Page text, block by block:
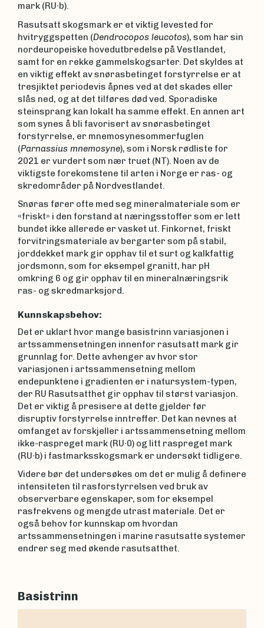
mark (RU∙b).
Rasutsatt skogsmark er et viktig levested for
hvitryggspetten (Dendrocopos leucotos), som har sin
nordeuropeiske hovedutbredelse på Vestlandet,
samt for en rekke gammelskogsarter. Det skyldes at
en viktig effekt av snørasbetinget forstyrrelse er at
tresjiktet periodevis åpnes ved at det skades eller
slås ned, og at det tilføres død ved. Sporadiske
steinsprang kan lokalt ha samme effekt. En annen art
som synes å bli favorisert av snørasbetinget
forstyrrelse, er mnemosynesommerfuglen
(Parnassius mnemosyne), som i Norsk rødliste for
2021 er vurdert som nær truet (NT). Noen av de
viktigste forekomstene til arten i Norge er ras- og
skredområder på Nordvestlandet.
Snøras fører ofte med seg mineralmateriale som er
«friskt» i den forstand at næringsstoffer som er lett
bundet ikke allerede er vasket ut. Finkornet, friskt
forvitringsmateriale av bergarter som på stabil,
jorddekket mark gir opphav til et surt og kalkfattig
jordsmonn, som for eksempel granitt, har pH
omkring 6 og gir opphav til en mineralnæringsrik
ras- og skredmarksjord.
Kunnskapsbehov:
Det er uklart hvor mange basistrinn variasjonen i
artssammensetningen innenfor rasutsatt mark gir
grunnlag for. Dette avhenger av hvor stor
variasjonen i artssammensetning mellom
endepunktene i gradienten er i natursystem-typen,
der RU Rasutsatthet gir opphav til størst variasjon.
Det er viktig å presisere at dette gjelder før
disruptiv forstyrrelse inntreffer. Det kan nevnes at
omfanget av forskjeller i artssammensetning mellom
ikke-raspreget mark (RU∙0) og litt raspreget mark
(RU∙b) i fastmarksskogsmark er undersøkt tidligere.
Videre bør det undersøkes om det er mulig å definere
intensiteten til rasforstyrrelsen ved bruk av
observerbare egenskaper, som for eksempel
rasfrekvens og mengde utrast materiale. Det er
også behov for kunnskap om hvordan
artssammensetningen i marine rasutsatte systemer
endrer seg med økende rasutsatthet.
Basistrinn